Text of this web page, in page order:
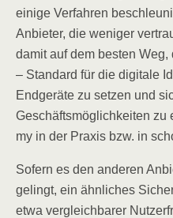
eini­ge Ver­fah­ren
Anbie­ter, die weni­ger
damit auf dem bes­ten
– Stan­dard für die digi­ta­le
End­ge­rä­te zu set­zen und
Geschäfts­mög­lich­kei­ten
my in der Pra­xis bzw. in
Sofern es den ande­ren
gelingt, ein ähn­li­ches
etwa ver­gleich­ba­rer